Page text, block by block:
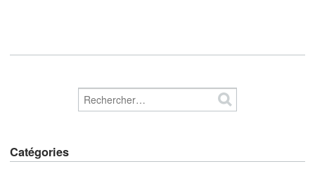
Catégories